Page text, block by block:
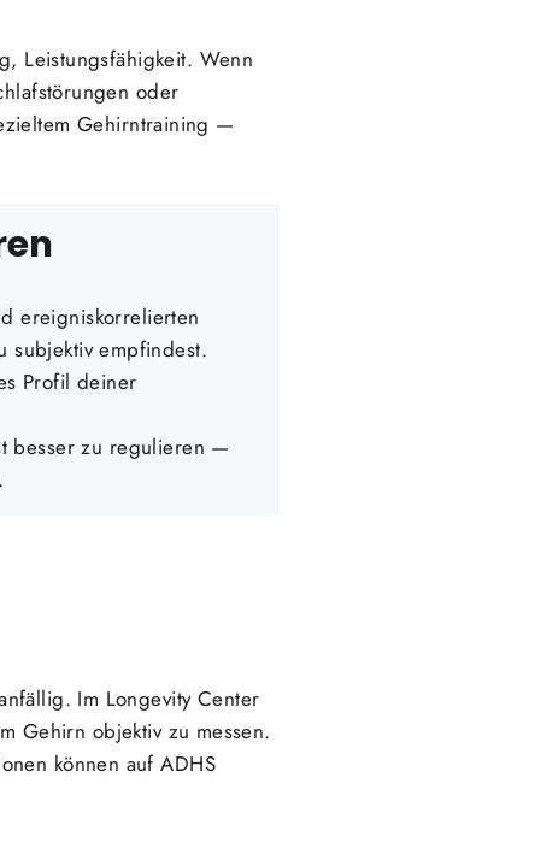
Leistungsfähigkeit. Wenn
oder
Gehirntraining —
ereigniskorrelierten
subjektiv empfindest.
Profil deiner
besser zu regulieren —
Im Longevity Center
Gehirn objektiv zu messen.
können auf ADHS